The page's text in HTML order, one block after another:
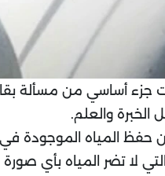
جزء أساسي من مسألة
الخبرة والعلم.
المياه الموجودة في
التي لا تضر المياه بأي